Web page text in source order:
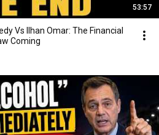
53:57
Vs Ilhan Omar: The Financial
Coming